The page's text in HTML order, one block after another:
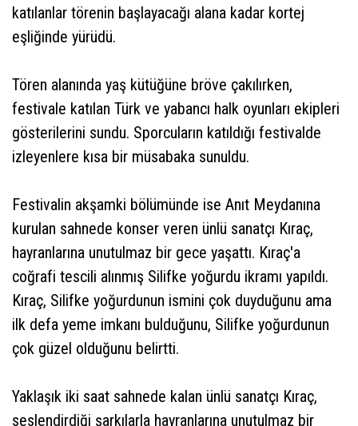
katılanlar törenin başlayacağı alana kadar kortej
eşliğinde yürüdü.
Tören alanında yaş kütüğüne bröve çakılırken,
festivale katılan Türk ve yabancı halk oyunları ekipleri
gösterilerini sundu. Sporcuların katıldığı festivalde
izleyenlere kısa bir müsabaka sunuldu.
Festivalin akşamki bölümünde ise Anıt Meydanına
kurulan sahnede konser veren ünlü sanatçı Kıraç,
hayranlarına unutulmaz bir gece yaşattı. Kıraç'a
coğrafi tescili alınmış Silifke yoğurdu ikramı yapıldı.
Kıraç, Silifke yoğurdunun ismini çok duyduğunu ama
ilk defa yeme imkanı bulduğunu, Silifke yoğurdunun
çok güzel olduğunu belirtti.
Yaklaşık iki saat sahnede kalan ünlü sanatçı Kıraç,
seslendirdiği şarkılarla hayranlarına unutulmaz bir